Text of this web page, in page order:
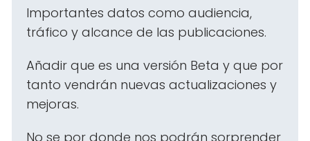
Importantes datos como audiencia,
tráfico y alcance de las publicaciones.
Añadir que es una versión Beta y que por
tanto vendrán nuevas actualizaciones y
mejoras.
No se por donde nos podrán sorprender